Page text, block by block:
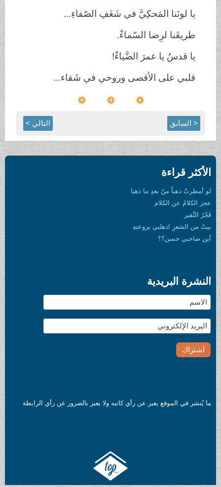
يا لونَنا المَحكِيَّ في شَغَفِ الصّفاءِ...
طريقَنا لرِضا السّماءْ.
يا قدسُ يا عمرَ الضَّياءْ!
قلبي على الأقصى وروحي في شَقاء...
< السابق التالي >
الأكثر قراءة
لو أمطرتْ ذهباً منْ بعدِ ما ذهبا
عجز الكلامُ عن الكلام
فَجْرُ النَّفير
بيتٌ من الشعرِ اذهلني بروعتهِ
أين صاحبي حسن؟؟
النشرة البريدية
ما يُنشر في الموقع يعبر عن رأي كاتبه ولا يعبر بالضرور عن رأي الرابطة